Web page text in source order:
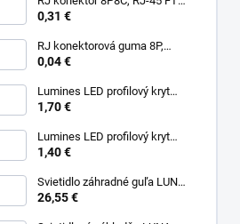
CAT6, drôt, priechodný
0,31 €
RJ konektorová guma 8P,
čierna
0,04 €
Lumines LED profilový kryt
BASIC V2, Fractal PC, opál
1,70 €
Lumines LED profilový kryt
BASIC, PMMA, transparentný
1,40 €
Svietidlo záhradné guľa LUNA,
300mm, opál, bez základne,
26,55 €